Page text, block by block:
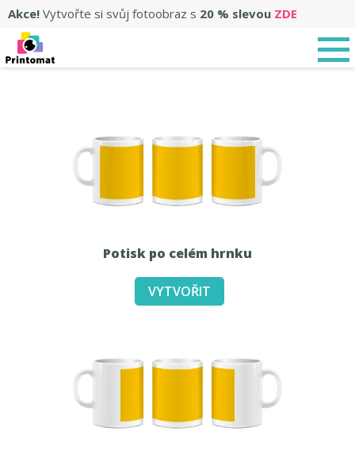
Akce! Vytvořte si svůj fotoobraz s 20 % slevou ZDE
Potisk po celém hrnku